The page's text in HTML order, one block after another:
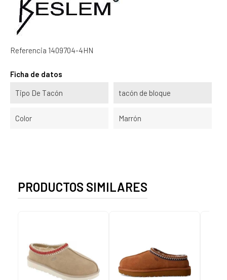
Referencia 1409704-4HN
Ficha de datos
Tipo De Tacón tacón de bloque
Color Marrón
PRODUCTOS SIMILARES